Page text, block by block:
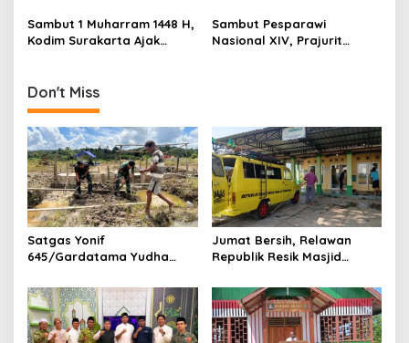
n
Sambut 1 Muharram 1448 H,
Kodim Surakarta Ajak
Sambut Pesparawi
Nasional XIV, Prajurit
Don't Miss
Satgas Yonif
645/Gardatama Yudha
Distrik Airu
Jumat Bersih, Relawan
Republik Resik Masjid
Ponorogo